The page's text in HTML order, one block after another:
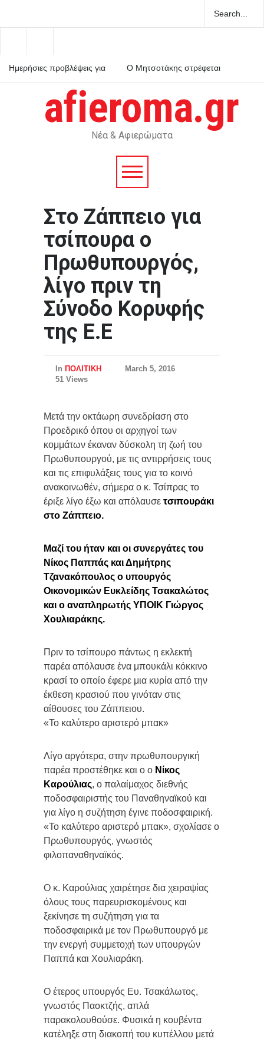
Ημερήσιες προβλέψεις για
Ο Μητσοτάκης στρέφεται
Χανιά: ΕΔΕ για τους
αστυνομικούς που έχασαν
την 75χρονη από το τμήμα
– Βρέθηκε νεκρή μετά από
afieroma.gr
Νέα & Αφιερώματα
Στο Ζάππειο για
τσίπουρα ο
Πρωθυπουργός,
λίγο πριν τη
Σύνοδο Κορυφής
της Ε.Ε
In ΠΟΛΙΤΙΚΗ
March 5, 2016
51 Views
Μετά την οκτάωρη συνεδρίαση στο
Προεδρικό όπου οι αρχηγοί των
κομμάτων έκαναν δύσκολη τη ζωή του
Πρωθυπουργού, με τις αντιρρήσεις τους
και τις επιφυλάξεις τους για το κοινό
ανακοινωθέν, σήμερα ο κ. Τσίπρας το
έριξε λίγο έξω και απόλαυσε τσιπουράκι
στο Ζάππειο.
Μαζί του ήταν και οι συνεργάτες του
Νίκος Παππάς και Δημήτρης
Τζανακόπουλος ο υπουργός
Οικονομικών Ευκλείδης Τσακαλώτος
και ο αναπληρωτής ΥΠΟΙΚ Γιώργος
Χουλιαράκης.
Πριν το τσίπουρο πάντως η εκλεκτή
παρέα απόλαυσε ένα μπουκάλι κόκκινο
κρασί το οποίο έφερε μια κυρία από την
έκθεση κρασιού που γινόταν στις
αίθουσες του Ζάππειου.
«Το καλύτερο αριστερό μπακ»
Λίγο αργότερα, στην πρωθυπουργική
παρέα προστέθηκε και ο ο Νίκος
Καρούλιας, ο παλαίμαχος διεθνής
ποδοσφαιριστής του Παναθηναϊκού και
για λίγο η συζήτηση έγινε ποδοσφαιρική.
«Το καλύτερο αριστερό μπακ», σχολίασε ο
Πρωθυπουργός, γνωστός
φιλοπαναθηναϊκός.
Ο κ. Καρούλιας χαιρέτησε δια χειραψίας
όλους τους παρευρισκομένους και
ξεκίνησε τη συζήτηση για τα
ποδοσφαιρικά με τον Πρωθυπουργό με
την ενεργή συμμετοχή των υπουργών
Παππά και Χουλιαράκη.
Ο έτερος υπουργός Ευ. Τσακάλωτος,
γνωστός Παοκτζής, απλά
παρακολουθούσε. Φυσικά η κουβέντα
κατέληξε στη διακοπή του κυπέλλου μετά